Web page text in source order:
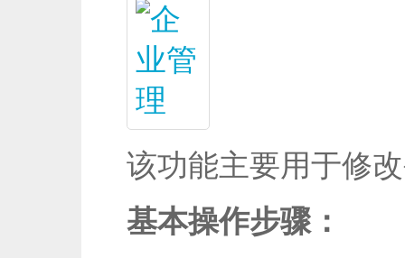
该功能主要用于修
基本操作步骤：